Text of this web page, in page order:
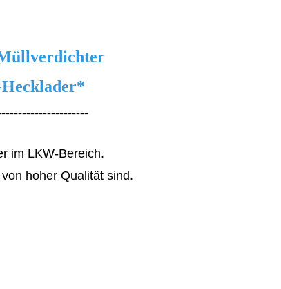
im LKW-Bereich.
hoher Qualität sind.